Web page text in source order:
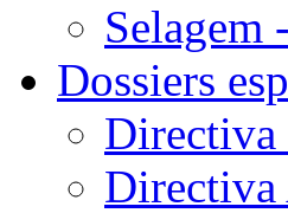
Selagem
Dossiers
Directiva
Directiva